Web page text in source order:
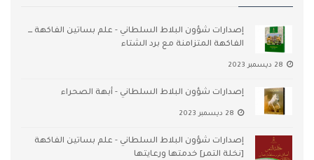
إصدارات شؤون البلاط السلطاني - علم بساتين الفاكهة ـــ
الفاكهة المتزامنة مع برد الشتاء
28 ديسمبر 2023
إصدارات شؤون البلاط السلطاني - أبهة الصحراء
28 ديسمبر 2023
إصدارات شؤون البلاط السلطاني - علم بساتين الفاكهة
[نخلة التمر] خدمتها ورعايتها